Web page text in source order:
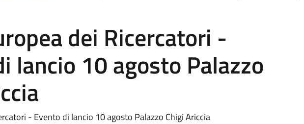
dei Ricercatori -
lancio 10 agosto Palazzo
- Evento di lancio 10 agosto Palazzo Chigi Ariccia